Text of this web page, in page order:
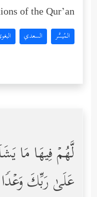
of the Qur’an:
المُيسَّر السعدي
لَّهُمۡ فِیهَا مَا
عَلَىٰ رَبِّكَ